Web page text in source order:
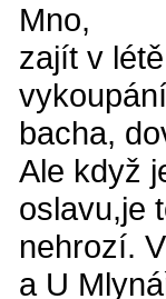
Mno,
zajít v
bacha,
Ale když
oslavu,je
nehrozí.
a U